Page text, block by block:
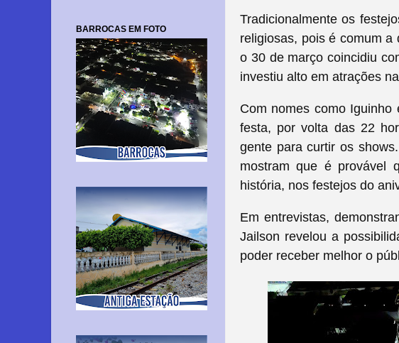
Tradicionalmente os
religiosas, pois é comum
o 30 de março coincidiu
investiu alto em atrações
Com nomes como
festa, por volta das 22
gente para curtir os
mostram que é provável
história, nos festejos do
Em entrevistas,
Jailson revelou a
poder receber melhor o
BARROCAS EM FOTO